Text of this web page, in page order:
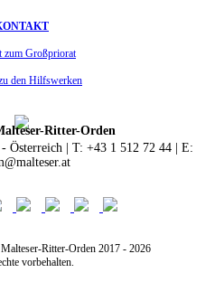
zum Großpriorat
den Hilfswerken
Ritter-Orden
- Österreich | T: +43 1 512 72 44 | E:
Ritter-Orden 2017 - 2026
vorbehalten.